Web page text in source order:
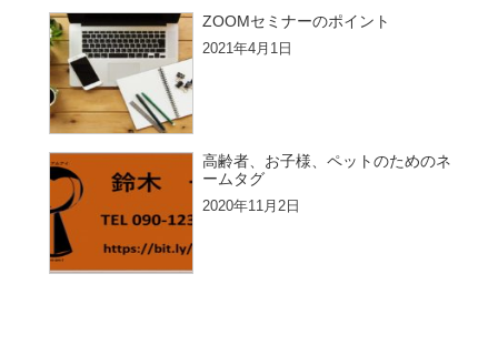
ZOOMセミナーのポイント
2021年4月1日
高齢者、お子様、ペットのためのネ
ームタグ
2020年11月2日